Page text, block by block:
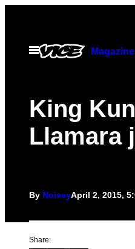
contentOpen
Menu
Magazine
King
Llamara
By NoiseyApril 2, 2015,
Share: